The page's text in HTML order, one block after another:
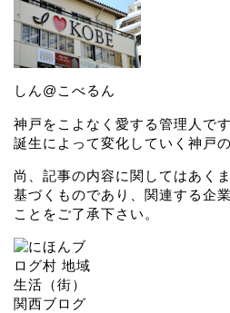
しん@こべるん
神戸をこよなく愛する管理人で
誕生によって変化していく神戸
尚、記事の内容に関してはあく
基づくものであり、関連する企
ことをご了承下さい。